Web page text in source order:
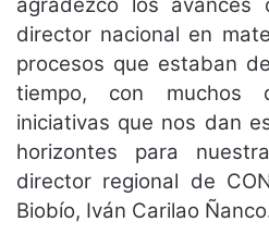
director nacional en
procesos que estaban
tiempo, con muchos
iniciativas que nos dan
horizontes para
director regional de
Biobío, Iván Carilao